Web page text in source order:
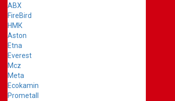
ABX
FireBird
НМК
Aston
Etna
Everest
Mcz
Meta
Ecokamin
Prometall